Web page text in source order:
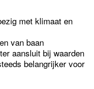
met klimaat en
van baan
aansluit bij waarden
belangrijker voor